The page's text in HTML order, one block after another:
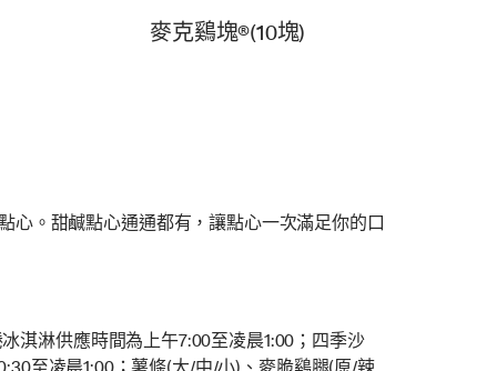
麥克鷄塊®(10塊)
。甜鹹點心通通都有，讓點心一次滿足你的口
淇淋供應時間為上午7:00至凌晨1:00；四季沙